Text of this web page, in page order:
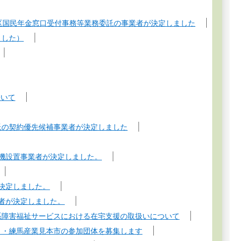
国民年金窓口受付事務等業務委託の事業者が決定しました
た）
て
契約優先候補事業者が決定しました
置事業者が決定しました。
しました。
決定しました。
害福祉サービスにおける在宅支援の取扱いについて
練馬産業見本市の参加団体を募集します